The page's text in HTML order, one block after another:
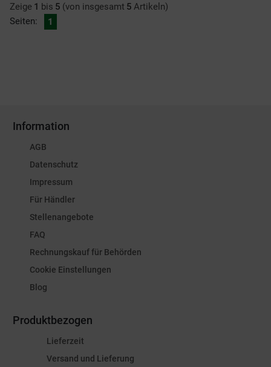
Zeige 1 bis 5 (von insgesamt 5 Artikeln)
Seiten:
1
Information
AGB
Datenschutz
Impressum
Für Händler
Stellenangebote
FAQ
Rechnungskauf für Behörden
Cookie Einstellungen
Blog
Produktbezogen
Lieferzeit
Versand und Lieferung